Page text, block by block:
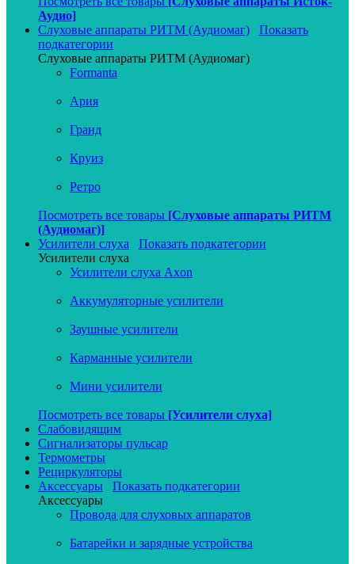
Аудио]
Слуховые аппараты РИТМ (Аудиомаг)
Показать
подкатегории
Слуховые аппараты РИТМ (Аудиомаг)
Formanta
Ария
Гранд
Круиз
Ретро
Посмотреть все товары [Слуховые аппараты РИТМ
(Аудиомаг)]
Усилители слуха
Показать подкатегории
Усилители слуха
Усилители слуха Axon
Аккумуляторные усилители
Заушные усилители
Карманные усилители
Мини усилители
Посмотреть все товары [Усилители слуха]
Слабовидящим
Сигнализаторы пульсар
Термометры
Рециркуляторы
Аксессуары
Показать подкатегории
Аксессуары
Провода для слуховых аппаратов
Батарейки и зарядные устройства